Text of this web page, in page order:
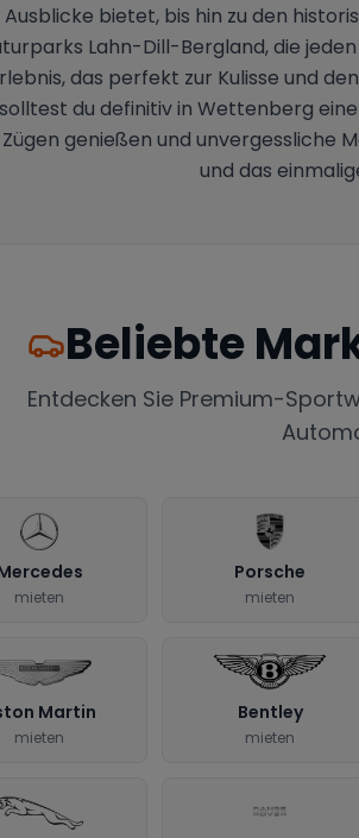
bietet, bis hin zu den
Lahn-Dill-Bergland, die
das perfekt zur Kulisse und
du definitiv in Wettenberg
genießen und
und das
Beliebte
Entdecken Sie Premium-
mieten
Porsche
mieten
Martin
mieten
Bentley
mieten